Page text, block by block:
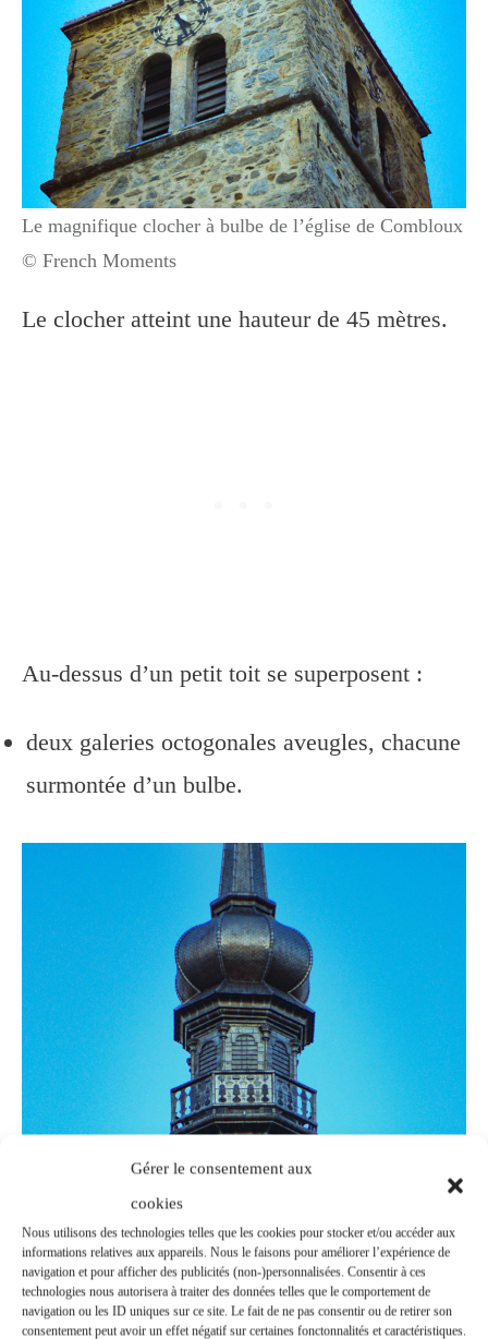
Gérer le consentement aux
cookies
Nous utilisons des technologies telles que les cookies pour stocker et/ou accéder aux
informations relatives aux appareils. Nous le faisons pour améliorer l’expérience de
navigation et pour afficher des publicités (non-)personnalisées. Consentir à ces
technologies nous autorisera à traiter des données telles que le comportement de
navigation ou les ID uniques sur ce site. Le fait de ne pas consentir ou de retirer son
consentement peut avoir un effet négatif sur certaines fonctonnalités et caractéristiques.
Le magnifique clocher à bulbe de l’église de Combloux
© French Moments
Le clocher atteint une hauteur de 45 mètres.
Au-dessus d’un petit toit se superposent :
deux galeries octogonales aveugles, chacune
surmontée d’un bulbe.